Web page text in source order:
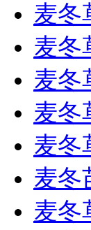
麦冬
麦冬
麦冬
麦冬
麦冬
麦冬
麦冬